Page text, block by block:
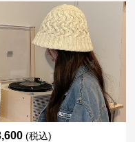
(税込)